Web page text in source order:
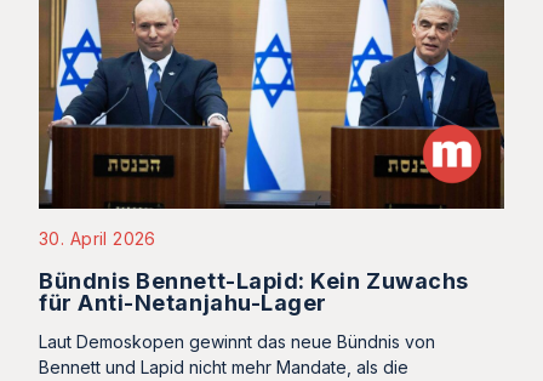
30. April 2026
Bündnis Bennett-Lapid: Kein Zuwachs
für Anti-Netanjahu-Lager
Laut Demoskopen gewinnt das neue Bündnis von
Bennett und Lapid nicht mehr Mandate, als die